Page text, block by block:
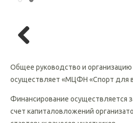
Общее руководство и организацию
осуществляет «МЦФН «Спорт для
Финансирование осуществляется